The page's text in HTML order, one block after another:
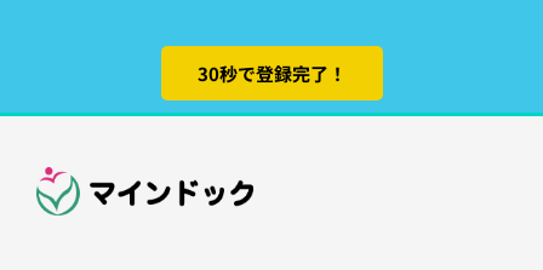
30秒で登録完了！